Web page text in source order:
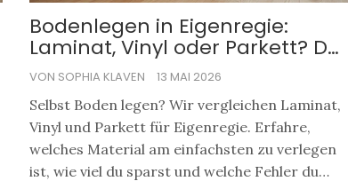
Bodenlegen in Eigenregie:
Laminat, Vinyl oder Parkett? Der
ultimative DIY-Guide
VON SOPHIA KLAVEN 13 MAI 2026
Selbst Boden legen? Wir vergleichen Laminat,
Vinyl und Parkett für Eigenregie. Erfahre,
welches Material am einfachsten zu verlegen
ist, wie viel du sparst und welche Fehler du